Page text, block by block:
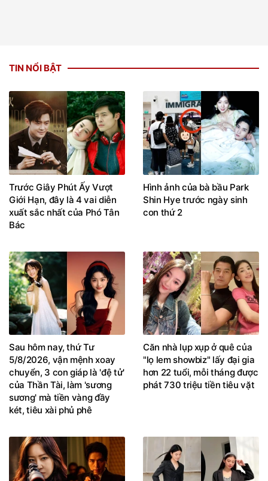
TIN NỔI BẬT
Trước Giây Phút Ấy Vượt
Giới Hạn, đây là 4 vai diễn
xuất sắc nhất của Phó Tân
Bác
Hình ảnh của bà bầu Park
Shin Hye trước ngày sinh
con thứ 2
Sau hôm nay, thứ Tư
5/8/2026, vận mệnh xoay
chuyển, 3 con giáp là 'đệ tử'
của Thần Tài, làm 'sương
sương' mà tiền vàng đầy
két, tiêu xài phủ phê
Căn nhà lụp xụp ở quê của
"lọ lem showbiz" lấy đại gia
hơn 22 tuổi, mỗi tháng được
phát 730 triệu tiền tiêu vặt